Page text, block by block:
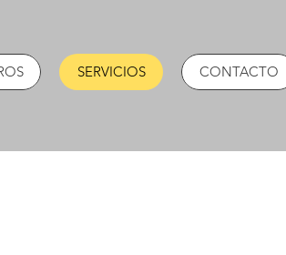
SERVICIOS CONTACTO